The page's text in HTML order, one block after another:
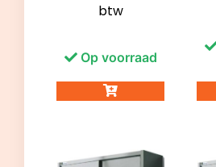
btw
Op voorraad